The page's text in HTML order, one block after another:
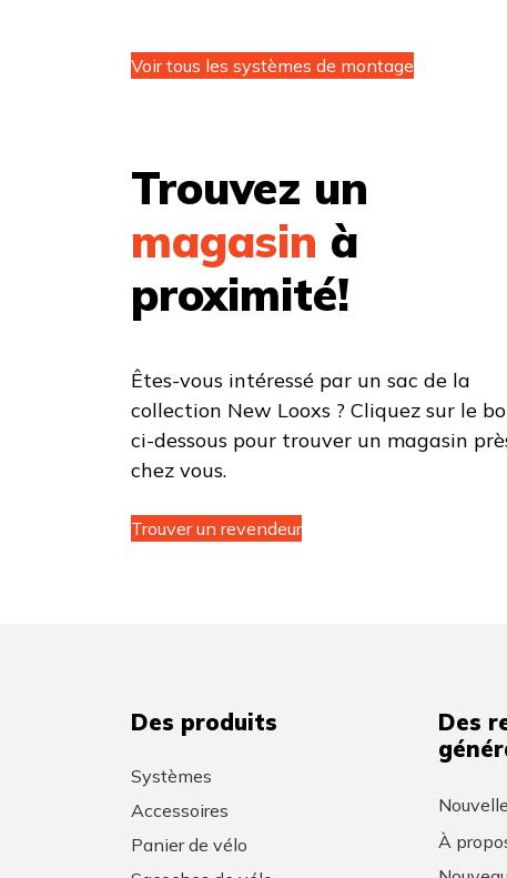
Voir tous les systèmes de montage
Trouvez un
magasin à
proximité!
Êtes-vous intéressé par un sac de la
collection New Looxs ? Cliquez sur le
ci-dessous pour trouver un magasin
chez vous.
Trouver un revendeur
Des produits
Systèmes
Accessoires
Panier de vélo
Des
À